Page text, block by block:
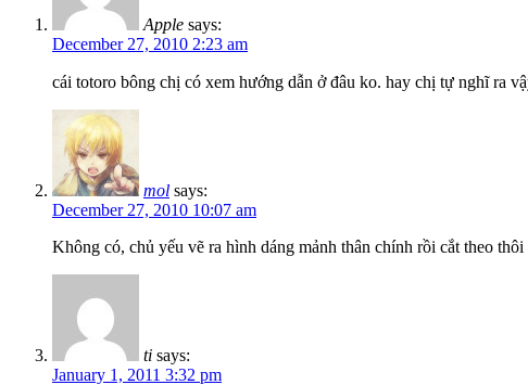
Apple says:
December 27, 2010 2:23 am
cái totoro bông chị có xem hướng dẫn ở đâu ko. hay chị tự nghĩ ra
mol says:
December 27, 2010 10:07 am
Không có, chủ yếu vẽ ra hình dáng mảnh thân chính rồi cắt theo
ti says:
January 1, 2011 3:32 pm